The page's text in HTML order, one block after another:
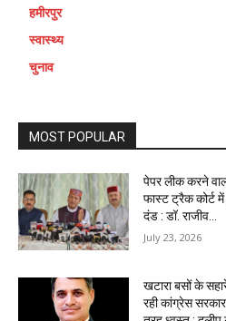
हमीरपुर
स्वास्थ्य
चुनाव
MOST POPULAR
पेपर लीक करने
फास्ट ट्रैक कोर्ट
दंड : डॉ. राजीव...
July 23, 2026
खटारा बसों के
रही कांग्रेस